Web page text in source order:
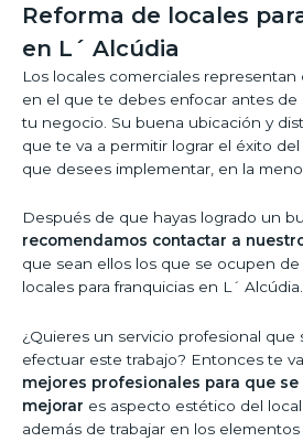
Reforma de locales
en L´ Alcúdia
Los locales comerciales representan
en el que te debes enfocar antes de
tu negocio. Su buena ubicación y
que te va a permitir lograr el éxito
que desees implementar, en la
Después de que hayas logrado un
recomendamos contactar a
que sean ellos los que se ocupen
locales para franquicias en L´ Alcúdia.
¿Quieres un servicio profesional que
efectuar este trabajo? Entonces te
mejores profesionales para que
mejorar es aspecto estético del
además de trabajar en los